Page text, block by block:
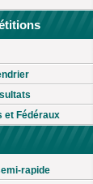
et Fédéraux
rapide